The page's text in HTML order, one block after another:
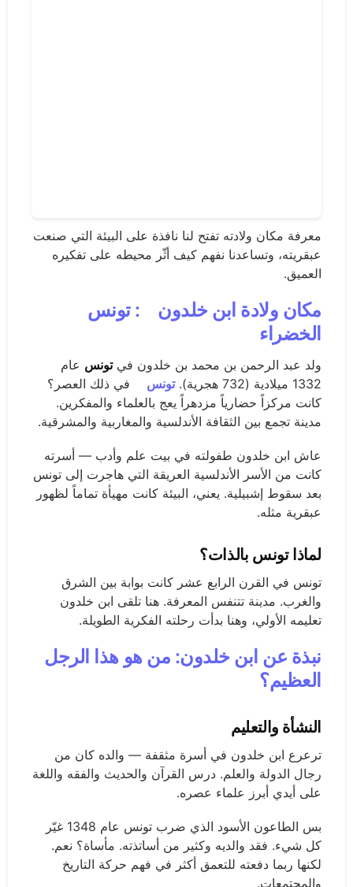
معرفة مكان ولادته تفتح لنا نافذة على البيئة التي صنعت
عبقريته، وتساعدنا نفهم كيف أثّر محيطه على تفكيره
العميق.
مكان ولادة ابن خلدون
: تونس
الخضراء
ولد عبد الرحمن بن محمد بن خلدون فيتونس عام
1332 ميلادية (732 هجرية).
تونس
في ذلك العصر؟
كانت مركزاً حضارياً مزدهراً يعج بالعلماء والمفكرين.
مدينة تجمع بين الثقافة الأندلسية والمغاربية والمشرقية.
عاش ابن خلدون طفولته في بيت علم وأدب — أسرته
كانت من الأسر الأندلسية العريقة التي هاجرت إلى تونس
بعد سقوط إشبيلية. يعني، البيئة كانت مهيأة تماماً لظهور
عبقرية مثله.
لماذا تونس بالذات؟
تونس في القرن الرابع عشر كانت بوابة بين الشرق
والغرب. مدينة تتنفس المعرفة. هنا تلقى ابن خلدون
تعليمه الأولي، وهنا بدأت رحلته الفكرية الطويلة.
نبذة عن ابن خلدون: من هو هذا الرجل
العظيم؟
النشأة والتعليم
ترعرع ابن خلدون في أسرة مثقفة — والده كان من
رجال الدولة والعلم. درس القرآن والحديث والفقه واللغة
على أيدي أبرز علماء عصره.
بس الطاعون الأسود الذي ضرب تونس عام 1348 غيّر
كل شيء. فقد والديه وكثير من أساتذته. مأساة؟ نعم.
لكنها ربما دفعته للتعمق أكثر في فهم حركة التاريخ
والمجتمعات.